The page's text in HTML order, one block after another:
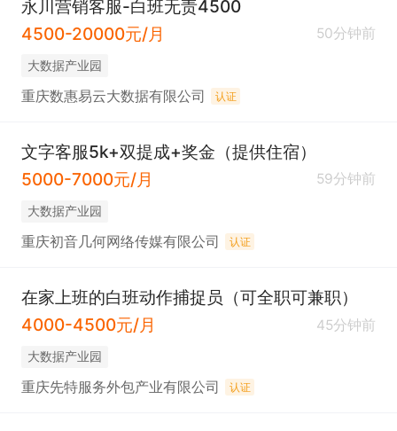
永川营销客服-白班无责4500
4500-20000元/月
50分钟前
大数据产业园
重庆数惠易云大数据有限公司 认证
文字客服5k+双提成+奖金（提供住宿）
5000-7000元/月
59分钟前
大数据产业园
重庆初音几何网络传媒有限公司 认证
在家上班的白班动作捕捉员（可全职可兼职）
4000-4500元/月
45分钟前
大数据产业园
重庆先特服务外包产业有限公司 认证